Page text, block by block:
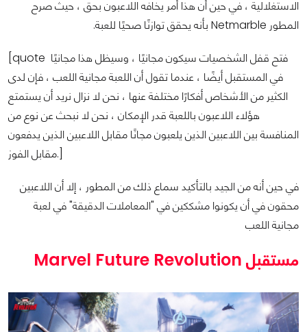
الاستغلالية ، في حين أن هذا أمر يخافه اللاعبون بحق ، حيث صرح
المطور Netmarble بأنه يحقق توازنًا صحيًا للعبة.
[quote فتح قفل الشخصيات سيكون مجانيًا ، وسيظل هذا مجانيًا
في المستقبل أيضًا ، عندما تقول أن اللعبة مجانية اللعب ، فإن لدى
الكثير من الأشخاص أفكارًا مختلفة عنها ، نحن لا نزال نريد أن يستمتع
هؤلاء اللاعبون باللعبة قدر الإمكان ، نحن لا نبحث عن نوع من
المنافسة بين اللاعبين الذين يلعبون مجانًا مقابل اللاعبين الذين يدفعون
مقابل الفوز.]
في حين أنه من الجيد بالتأكيد سماع ذلك من المطور ، إلا أن اللاعبين
محقون في أن يكونوا مشككين في "المعاملات الدقيقة" في لعبة
مجانية اللعب
مستقبل Marvel Future Revolution